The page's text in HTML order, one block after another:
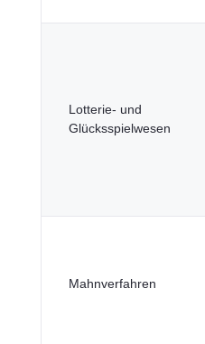
Lotterie- und
Glücksspielwesen
Mahnverfahren